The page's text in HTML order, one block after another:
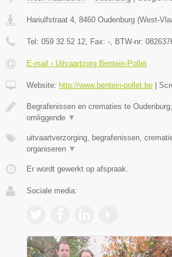
Hariulfstraat 4 8460 Oudenburg (West-
Tel: 059 32 52 12 , Fax: - , BTW-nr:
E-mail › Uitvaartzorg Bentein-Pollet
Website: http://www.bentein-pollet.be |
Begrafenissen en crematies te
omliggende ▼
uitvaartverzorging, begrafenissen,
organiseren ▼
Er wordt gewerkt op afspraak.
Sociale media: